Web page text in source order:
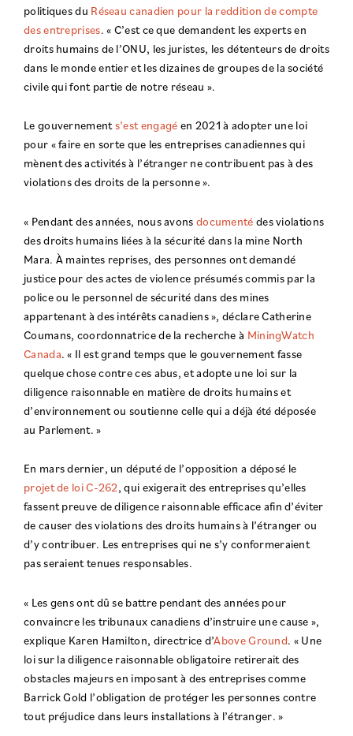
politiques du Réseau canadien pour la reddition de compte
des entreprises. « C’est ce que demandent les experts en
droits humains de l’ONU, les juristes, les détenteurs de droits
dans le monde entier et les dizaines de groupes de la société
civile qui font partie de notre réseau ».
Le gouvernements’est engagé en 2021 à adopter une loi
pour « faire en sorte que les entreprises canadiennes qui
mènent des activités à l’étranger ne contribuent pas à des
violations des droits de la personne ».
« Pendant des années, nous avons documenté des violations
des droits humains liées à la sécurité dans la mine North
Mara. À maintes reprises, des personnes ont demandé
justice pour des actes de violence présumés commis par la
police ou le personnel de sécurité dans des mines
appartenant à des intérêts canadiens », déclare Catherine
Coumans, coordonnatrice de la recherche à MiningWatch
Canada. « Il est grand temps que le gouvernement fasse
quelque chose contre ces abus, et adopte une loi sur la
diligence raisonnable en matière de droits humains et
d’environnement ou soutienne celle qui a déjà été déposée
au Parlement. »
En mars dernier, un député de l’opposition a déposé le
projet de loi C-262, qui exigerait des entreprises qu’elles
fassent preuve de diligence raisonnable efficace afin d’éviter
de causer des violations des droits humains à l’étranger ou
d’y contribuer. Les entreprises qui ne s’y conformeraient
pas seraient tenues responsables.
« Les gens ont dû se battre pendant des années pour
convaincre les tribunaux canadiens d’instruire une cause »,
explique Karen Hamilton, directrice d’Above Ground. « Une
loi sur la diligence raisonnable obligatoire retirerait des
obstacles majeurs en imposant à des entreprises comme
Barrick Gold l’obligation de protéger les personnes contre
tout préjudice dans leurs installations à l’étranger. »